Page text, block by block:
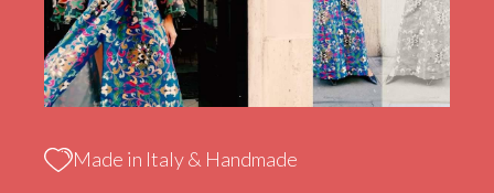
Made in Italy & Handmade